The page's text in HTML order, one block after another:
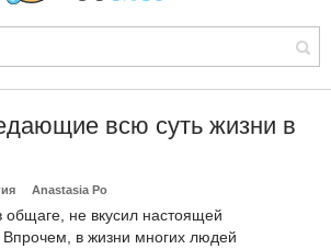
всю суть жизни в
Anastasia Po
общаге, не вкусил настоящей
Впрочем, в жизни многих людей